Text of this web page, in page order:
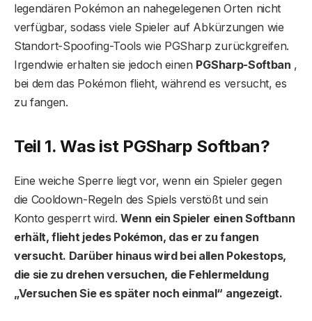
legendären Pokémon an nahegelegenen Orten nicht
verfügbar, sodass viele Spieler auf Abkürzungen wie
Standort-Spoofing-Tools wie PGSharp zurückgreifen.
Irgendwie erhalten sie jedoch einen PGSharp-Softban ,
bei dem das Pokémon flieht, während es versucht, es
zu fangen.
Teil 1. Was ist PGSharp Softban?
Eine weiche Sperre liegt vor, wenn ein Spieler gegen
die Cooldown-Regeln des Spiels verstößt und sein
Konto gesperrt wird.Wenn ein Spieler einen Softbann
erhält, flieht jedes Pokémon, das er zu fangen
versucht. Darüber hinaus wird bei allen Pokestops,
die sie zu drehen versuchen, die Fehlermeldung
„Versuchen Sie es später noch einmal“ angezeigt.